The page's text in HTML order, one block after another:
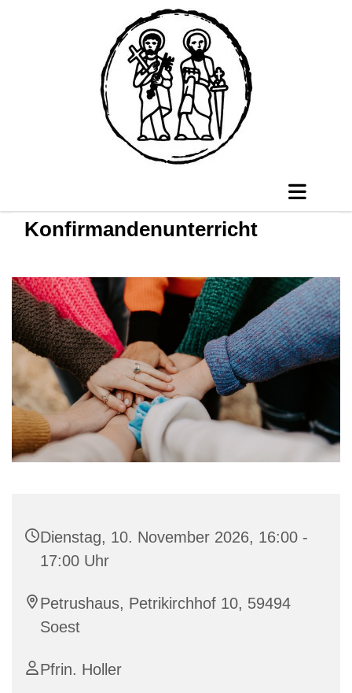
Konfirmandenunterricht
Dienstag, 10. November 2026, 16:00 -
17:00 Uhr
Petrushaus, Petrikirchhof 10, 59494
Soest
Pfrin. Holler